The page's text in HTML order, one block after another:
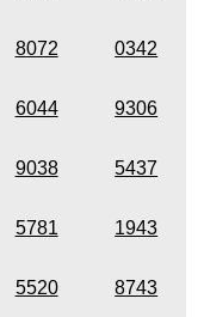
8072 0342
6044 9306
9038 5437
5781 1943
5520 8743